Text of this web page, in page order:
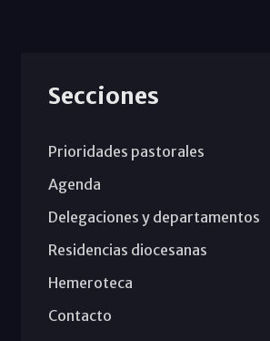
Secciones
Prioridades pastorales
Agenda
Delegaciones y departamentos
Residencias diocesanas
Hemeroteca
Contacto